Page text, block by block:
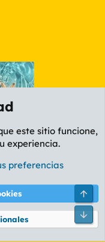
de privacidad Ayuda
Ltd.
este sitio funcione,
experiencia.
preferencias
Pie